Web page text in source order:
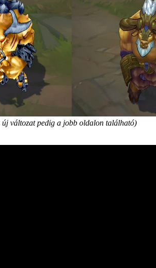
változat pedig a jobb oldalon található)